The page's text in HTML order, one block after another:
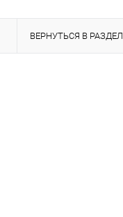
ВЕРНУТЬСЯ В РАЗДЕЛ